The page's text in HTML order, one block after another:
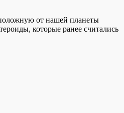
от нашей планеты
которые ранее считались